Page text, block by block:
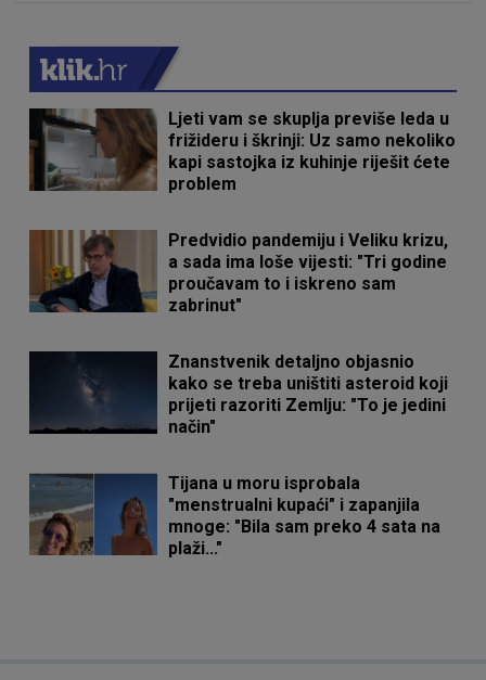
Ljeti vam se skuplja previše leda u
frižideru i škrinji: Uz samo nekoliko
kapi sastojka iz kuhinje riješit ćete
problem
Predvidio pandemiju i Veliku krizu,
a sada ima loše vijesti: "Tri godine
proučavam to i iskreno sam
zabrinut"
Znanstvenik detaljno objasnio
kako se treba uništiti asteroid koji
prijeti razoriti Zemlju: "To je jedini
način"
Tijana u moru isprobala
"menstrualni kupaći" i zapanjila
mnoge: "Bila sam preko 4 sata na
plaži..."